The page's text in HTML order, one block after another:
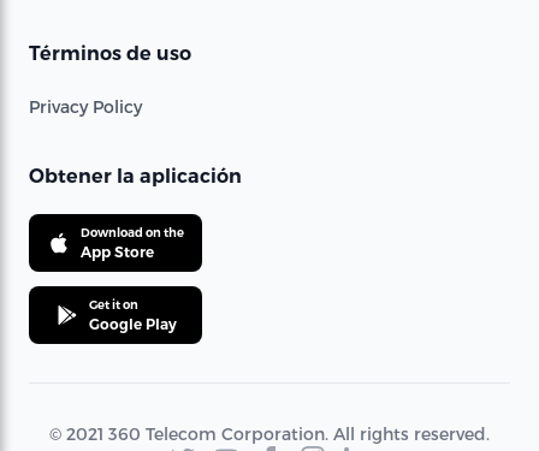
Términos de uso
Privacy Policy
Obtener la aplicación
Download on the
App Store
Get it on
Google Play
© 2021 360 Telecom Corporation. All rights reserved.